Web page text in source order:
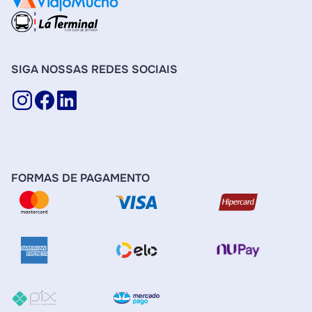
SIGA NOSSAS REDES SOCIAIS
FORMAS DE PAGAMENTO